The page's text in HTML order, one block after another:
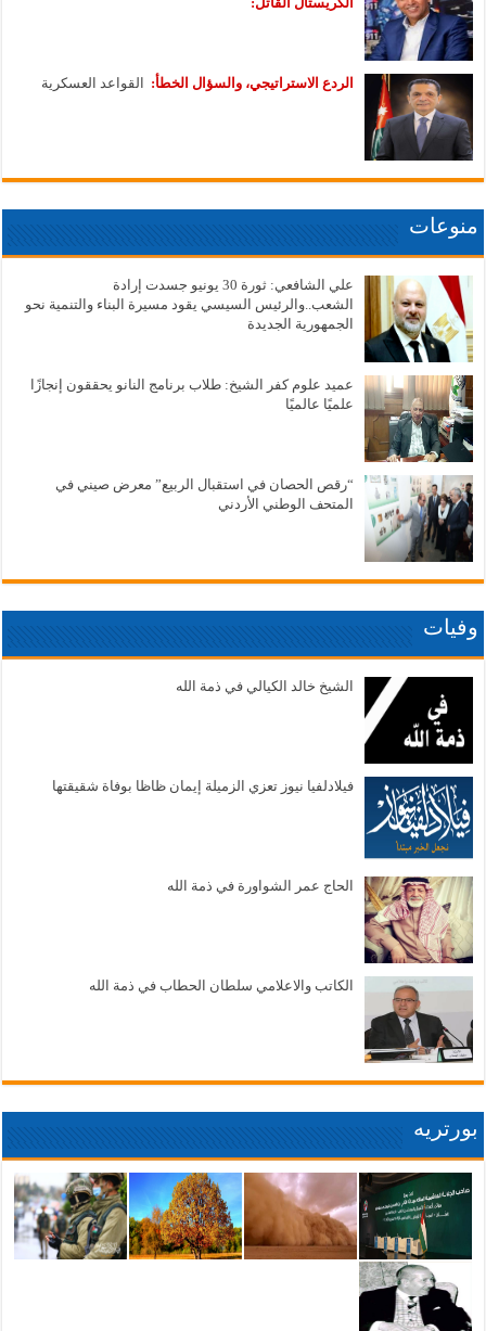
الردع الاستراتيجي، والسؤال الخطأ: القواعد العسكرية
منوعات
علي الشافعي: ثورة 30 يونيو جسدت إرادة
الشعب..والرئيس السيسي يقود مسيرة البناء والتنمية نحو
الجمهورية الجديدة
عميد علوم كفر الشيخ: طلاب برنامج النانو يحققون إنجازًا
علميًا عالميًا
“رقص الحصان في استقبال الربيع” معرض صيني في
المتحف الوطني الأردني
وفيات
الشيخ خالد الكيالي في ذمة الله
فيلادلفيا نيوز تعزي الزميلة إيمان ظاظا بوفاة شقيقتها
الحاج عمر الشواورة في ذمة الله
الكاتب والاعلامي سلطان الحطاب في ذمة الله
بورتريه